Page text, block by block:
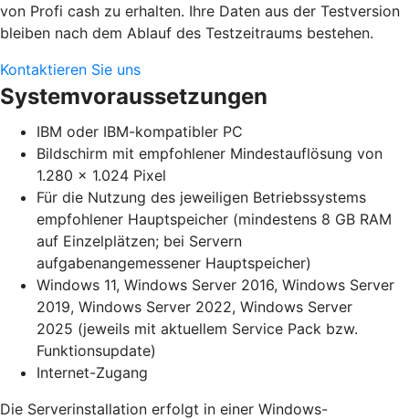
von Profi cash zu erhalten. Ihre Daten aus der Testversion
bleiben nach dem Ablauf des Testzeitraums bestehen.
Kontaktieren Sie uns
Systemvoraussetzungen
IBM oder IBM-kompatibler PC
Bildschirm mit empfohlener Mindestauflösung von
1.280 x 1.024 Pixel
Für die Nutzung des jeweiligen Betriebssystems
empfohlener Hauptspeicher (mindestens 8 GB RAM
auf Einzelplätzen; bei Servern
aufgabenangemessener Hauptspeicher)
Windows 11, Windows Server 2016, Windows Server
2019, Windows Server 2022, Windows Server
2025 (jeweils mit aktuellem Service Pack bzw.
Funktionsupdate)
Internet-Zugang
Die Serverinstallation erfolgt in einer Windows-